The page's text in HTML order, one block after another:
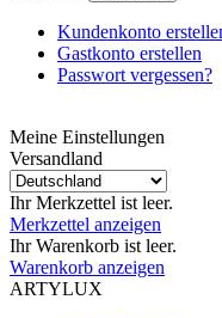
Kundenkonto
Gastkonto erstellen
Passwort vergessen?
Meine Einstellungen
Versandland
Ihr Merkzettel ist leer.
Merkzettel anzeigen
Ihr Warenkorb ist leer.
Warenkorb anzeigen
ARTYLUX